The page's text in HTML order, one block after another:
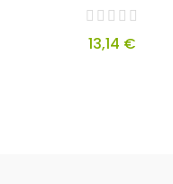
13,14 €